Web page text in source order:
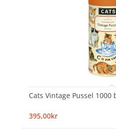
Cats Vintage Pussel 1000
395,00kr